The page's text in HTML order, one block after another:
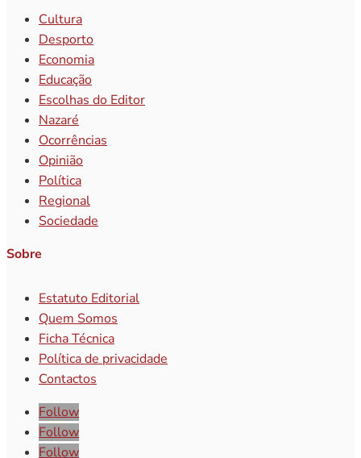
Cultura
Desporto
Economia
Educação
Escolhas do Editor
Nazaré
Ocorrências
Opinião
Política
Regional
Sociedade
Sobre
Estatuto Editorial
Quem Somos
Ficha Técnica
Política de privacidade
Contactos
Follow
Follow
Follow